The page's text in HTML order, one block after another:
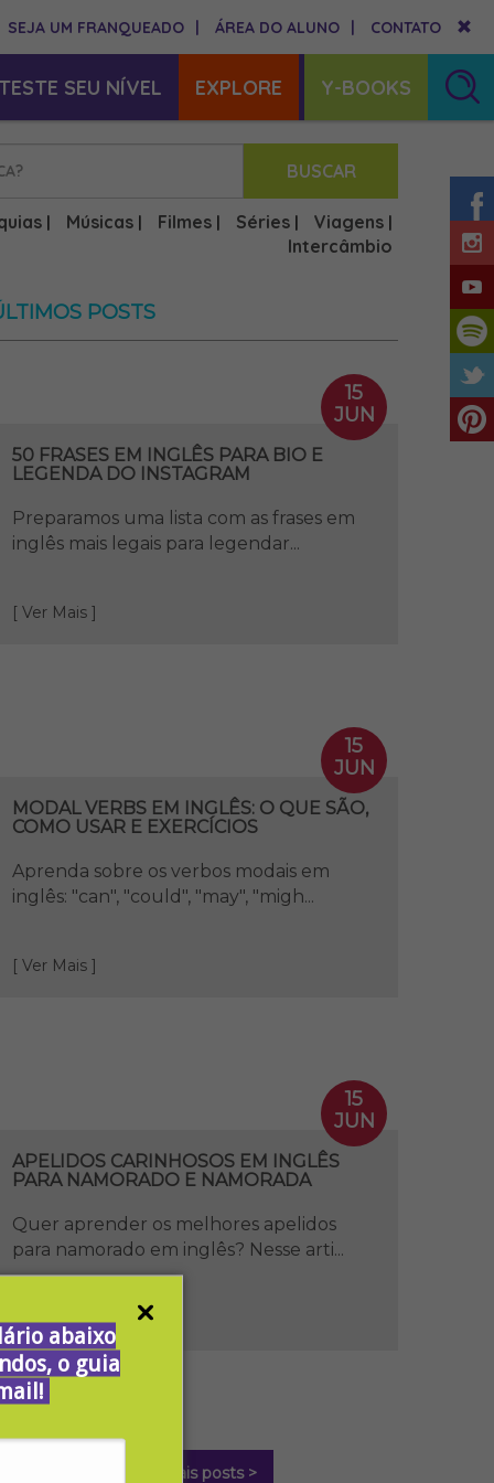
abaixo
o guia
SEJA UM FRANQUEADO ÁREA DO ALUNO CONTATO
SEU NÍVEL EXPLORE Y-BOOKS
BUSCAR
Músicas Filmes Séries Viagens
Intercâmbio
POSTS
15
JUN
50 FRASES EM INGLÊS PARA BIO E
LEGENDA DO INSTAGRAM
Preparamos uma lista com as frases em
inglês mais legais para legendar...
[ Ver Mais ]
15
JUN
MODAL VERBS EM INGLÊS: O QUE SÃO,
COMO USAR E EXERCÍCIOS
Aprenda sobre os verbos modais em
inglês: "can", "could", "may", "migh...
[ Ver Mais ]
15
JUN
APELIDOS CARINHOSOS EM INGLÊS
PARA NAMORADO E NAMORADA
Quer aprender os melhores apelidos
para namorado em inglês? Nesse arti...
[ Ver Mais ]
Ver mais posts >